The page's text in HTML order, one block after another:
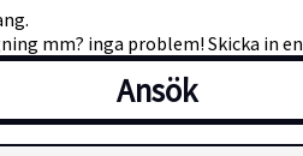
mm? inga problem! Skicka in
Ansök